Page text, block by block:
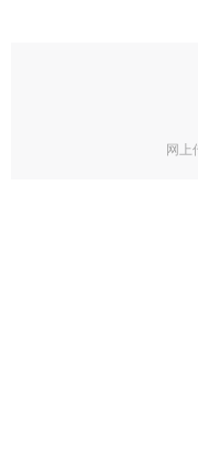
网上